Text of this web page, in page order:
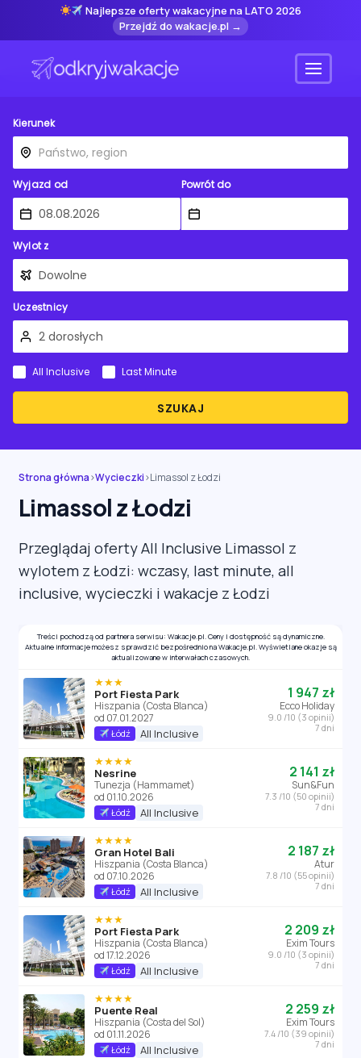
Najlepsze oferty wakacyjne na LATO 2026
Przejdź do wakacje.pl →
Menu
Kierunek
Wyjazd od Powrót do
Wylot z
Uczestnicy
SZUKAJ
All Inclusive Last Minute
Strona główna›Wycieczki›Limassol z Łodzi
Limassol z Łodzi
Przeglądaj oferty All Inclusive Limassol z
wylotem z Łodzi: wczasy, last minute, all
inclusive, wycieczki i wakacje z Łodzi
Treści pochodzą od partnera serwisu: Wakacje.pl. Ceny i dostępność są dynamiczne.
Aktualne informacje możesz sprawdzić bezpośrednio na Wakacje.pl. Wyświetlane okazje są
aktualizowane w interwałach czasowych.
★★★
Port Fiesta Park
Hiszpania (Costa Blanca)
od 07.01.2027
Łódź All Inclusive
1 947 zł
Ecco Holiday
9.0 /10 (3 opinii)
7 dni
★★★★
Nesrine
Tunezja (Hammamet)
od 01.10.2026
Łódź All Inclusive
2 141 zł
Sun&Fun
7.3 /10 (50 opinii)
7 dni
★★★★
Gran Hotel Bali
Hiszpania (Costa Blanca)
od 07.10.2026
Łódź All Inclusive
2 187 zł
Atur
7.8 /10 (55 opinii)
7 dni
★★★
Port Fiesta Park
Hiszpania (Costa Blanca)
od 17.12.2026
Łódź All Inclusive
2 209 zł
Exim Tours
9.0 /10 (3 opinii)
7 dni
★★★★
Puente Real
Hiszpania (Costa del Sol)
od 01.11.2026
Łódź All Inclusive
2 259 zł
Exim Tours
7.4 /10 (39 opinii)
7 dni